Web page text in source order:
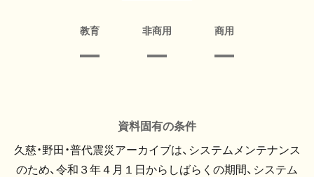
教育 非商用 商用
資料固有の条件
久慈・野田・普代震災アーカイブは、システムメンテナンス
のため、令和３年４月１日からしばらくの期間、システム